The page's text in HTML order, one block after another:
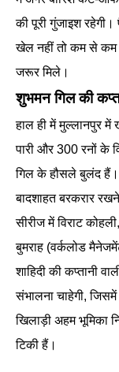
की पूरी गुंजाइश
खेल नहीं तो कम से कम
जरूर मिले।
शुभमन गिल की
हाल ही में मुल्लानपुर
पारी और 300 रनों के
गिल के हौसले बुलंद हैं।
बादशाहत बरकरार
सीरीज में विराट
बुमराह (वर्कलोड
शाहिदी की कप्तानी
संभालना चाहेगी,
खिलाड़ी अहम भूमिका
टिकी हैं।